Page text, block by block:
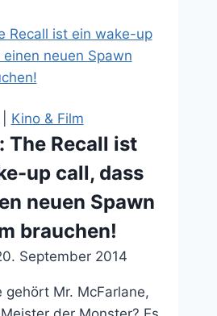
das
in
eurem
fehlt:
Leitergolf
von
Schlag
Raab
Kino & Film
The Recall ist
up call, dass
neuen Spawn
brauchen!
September 2014
gehört Mr. McFarlane,